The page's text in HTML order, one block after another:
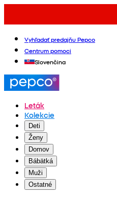
Vyhľadať predajňu Pepco
Centrum pomoci
Slovenčina
Leták
Kolekcie
Deti
Ženy
Domov
Bábätká
Muži
Ostatné